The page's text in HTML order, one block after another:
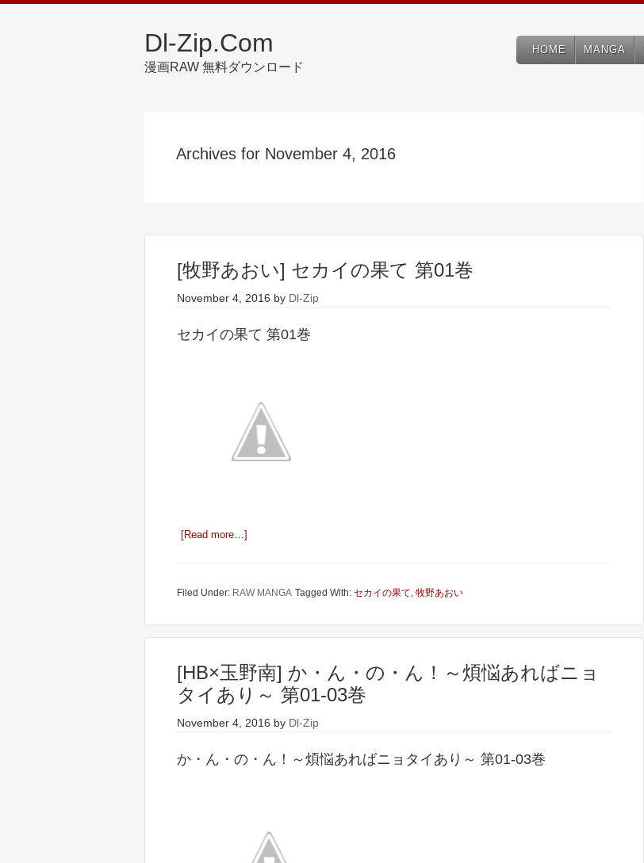
Dl-Zip.Com
漫画RAW 無料ダウンロード
HOME MANGA
Archives for November 4, 2016
[牧野あおい] セカイの果て 第01巻
November 4, 2016 by Dl-Zip
セカイの果て 第01巻
[Read more…]
Filed Under: RAW MANGA Tagged With: セカイの果て, 牧野あおい
[HB×玉野南] か・ん・の・ん！～煩悩あればニョ
タイあり～ 第01-03巻
November 4, 2016 by Dl-Zip
か・ん・の・ん！～煩悩あればニョタイあり～ 第01-03巻